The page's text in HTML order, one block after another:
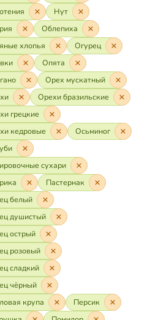
Нут
Облепиха
хлопья
Огурец
Опята
Орех мускатный
Орехи бразильские
грецкие
кедровые
Осьминог
сухари
Пастернак
белый
душистый
острый
розовый
сладкий
чёрный
крупа
Персик